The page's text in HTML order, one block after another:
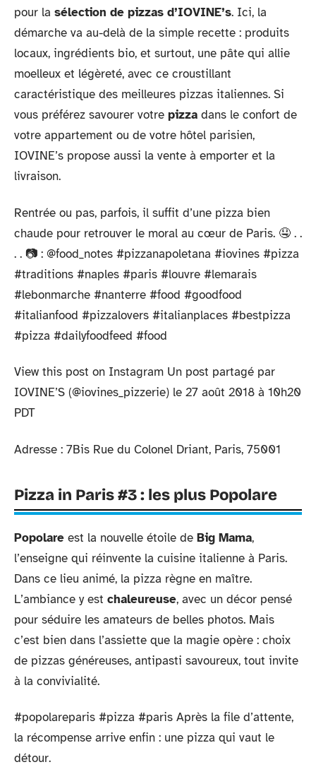
pour la sélection de pizzas d’IOVINE’s. Ici, la
démarche va au-delà de la simple recette : produits
locaux, ingrédients bio, et surtout, une pâte qui allie
moelleux et légèreté, avec ce croustillant
caractéristique des meilleures pizzas italiennes. Si
vous préférez savourer votre pizza dans le confort de
votre appartement ou de votre hôtel parisien,
IOVINE’s propose aussi la vente à emporter et la
livraison.
Rentrée ou pas, parfois, il suffit d’une pizza bien
chaude pour retrouver le moral au cœur de Paris. 🤤 . .
. . 📷 : @food_notes #pizzanapoletana #iovines #pizza
#traditions #naples #paris #louvre #lemarais
#lebonmarche #nanterre #food #goodfood
#italianfood #pizzalovers #italianplaces #bestpizza
#pizza #dailyfoodfeed #food
View this post on Instagram Un post partagé par
IOVINE’S (@iovines_pizzerie) le 27 août 2018 à 10h20
PDT
Adresse : 7Bis Rue du Colonel Driant, Paris, 75001
Pizza in Paris #3 : les plus Popolare
Popolare est la nouvelle étoile de Big Mama,
l’enseigne qui réinvente la cuisine italienne à Paris.
Dans ce lieu animé, la pizza règne en maître.
L’ambiance y est chaleureuse, avec un décor pensé
pour séduire les amateurs de belles photos. Mais
c’est bien dans l’assiette que la magie opère : choix
de pizzas généreuses, antipasti savoureux, tout invite
à la convivialité.
#popolareparis #pizza #paris Après la file d’attente,
la récompense arrive enfin : une pizza qui vaut le
détour.